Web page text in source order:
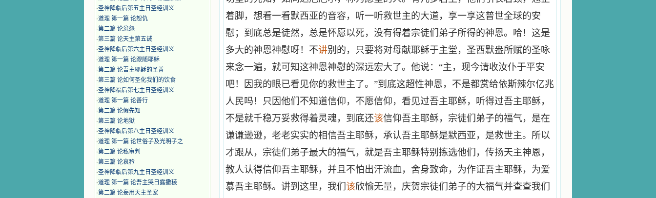
·圣神降临后第五主日圣经训义
·道理 第一篇 论恕仇
·第二篇 论忿怒
·第三篇 论天主第五诫
·圣神降临后第六主日圣经训义
·道理 第一篇 论跟随耶稣
·第二篇 论吾主耶稣的圣善
·第三篇 论如何圣化我们的饮食
·圣神降福后第七主日圣经训义
·道理 第一篇 论善行
·第二篇 论假先知
·第三篇 论地狱
·圣神降临后第八主日圣经训义
·道理 第一篇 论世俗子及光明子之
·第二篇 论私审判
·第三篇 论哀矜
·圣神降临后第九主日圣经训义
·道理 第一篇 论吾主哭日露撒稜
·第二篇 论妄用天主圣宠
着脚，想看一看默西亚的音容，听一听救世主的大道，享一享这普世全球的安
慰；到底总是徒然，总是怀愿以死，没有得着宗徒们弟子所得的神恩。哈！这是
多大的神恩神慰呀！不讲别的，只要将对母献耶稣于主堂，圣西默盎所赋的圣咏
来念一遍，就可知这神恩神慰的深远宏大了。他说：“主，现今请收汝仆于平安
吧！因我的眼已看见你的救世主了。”到底这超性神恩，不是都赏给依斯辣尔亿兆
人民吗！只因他们不知道信仰，不愿信仰，看见过吾主耶稣，听得过吾主耶稣，
不是就千稳万妥救得着灵魂，到底还该信仰吾主耶稣，宗徒们弟子的福气，是在
谦谦逊逊，老老实实的相信吾主耶稣，承认吾主耶稣是默西亚，是救世主。所以
才跟从，宗徒们弟子最大的福气，就是吾主耶稣特别拣选他们，传扬天主神恩，
教人认得信仰吾主耶稣，并且不怕出汗流血，舍身致命，为作证吾主耶稣，为爱
慕吾主耶稣。讲到这里，我们 该欣愉无量，庆贺宗徒们弟子的大福气并查查我们